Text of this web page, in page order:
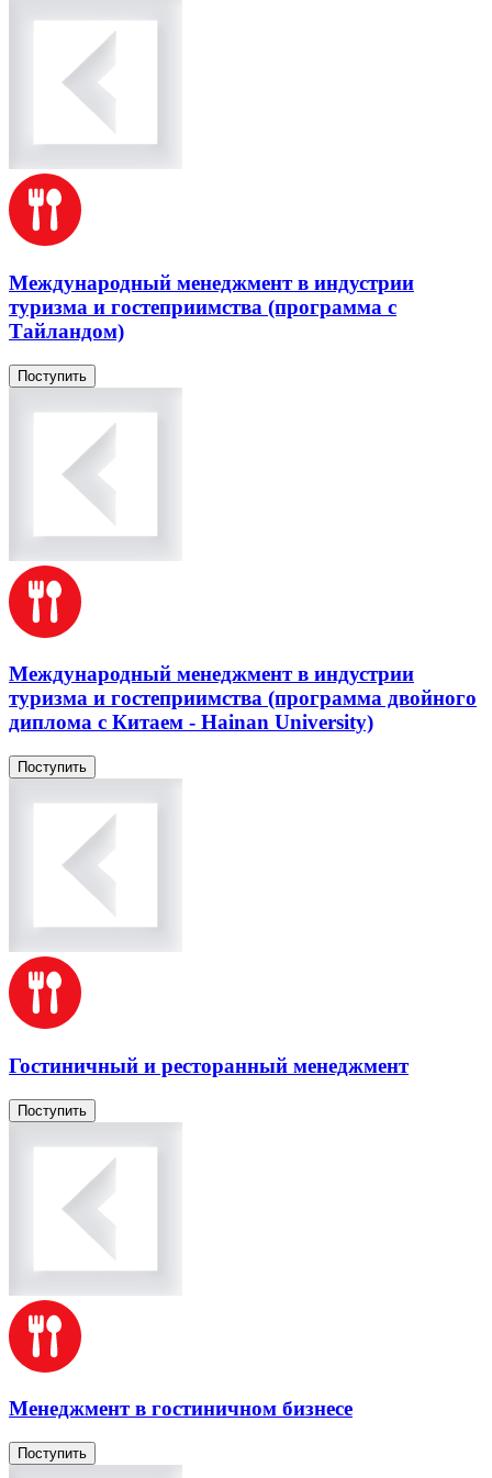
Международный менеджмент в индустрии
туризма и гостеприимства (программа с
Тайландом)
Поступить
Международный менеджмент в индустрии
туризма и гостеприимства (программа двойного
диплома с Китаем - Hainan University)
Поступить
Гостиничный и ресторанный менеджмент
Поступить
Менеджмент в гостиничном бизнесе
Поступить